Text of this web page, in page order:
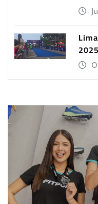
2025